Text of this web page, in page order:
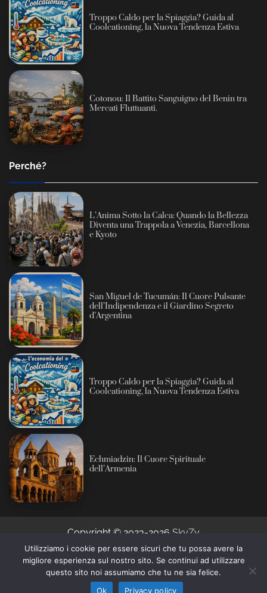
Troppo Caldo per la Spiaggia? Guida al
Coolcationing, la Nuova Tendenza Estiva
Cotonou: Il Battito Sanguigno del Benin tra
Mercati Fluttuanti.
Perché?
L’Anima Sotto la Calca: Quando la Bellezza
Diventa una Trappola a Venezia, Barcellona
e Kyoto
San Miguel de Tucumán: Il Cuore Pulsante
dell’Indipendenza e il Giardino Segreto
d’Argentina
Troppo Caldo per la Spiaggia? Guida al
Coolcationing, la Nuova Tendenza Estiva
Echmiadzin: Il Cuore Spirituale
dell’Armenia
Copyright © 2023-2026 SkyZy
Informativa sull’intelligenza artificiale: alcuni contenuti
di questo sito sono prodotti con l’ausilio di sistemi
automatici e revisionati prima della pubblicazione (AI
Utilizziamo i cookie per essere sicuri che tu possa avere la
migliore esperienza sul nostro sito. Se continui ad utilizzare
questo sito noi assumiamo che tu ne sia felice.
Ok
Privacy policy